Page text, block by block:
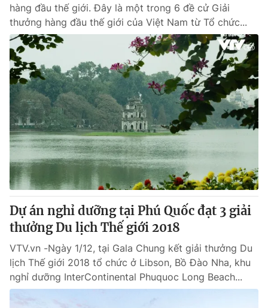
hàng đầu thế giới. Đây là một trong 6 đề cử Giải
thưởng hàng đầu thế giới của Việt Nam từ Tổ chức...
Dự án nghỉ dưỡng tại Phú Quốc đạt 3 giải
thưởng Du lịch Thế giới 2018
VTV.vn -Ngày 1/12, tại Gala Chung kết giải thưởng Du
lịch Thế giới 2018 tổ chức ở Libson, Bồ Đào Nha, khu
nghỉ dưỡng InterContinental Phuquoc Long Beach...